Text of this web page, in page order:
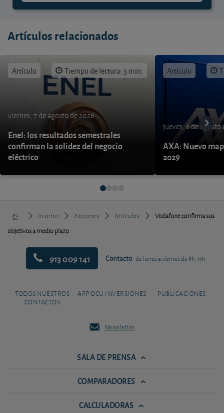
Artículos relacionados
Artículo Tiempo de lectura: 3 min.
viernes, 7 de agosto de 2026
Enel: los resultados semestrales
confirman la solidez del negocio
eléctrico
Artículo
jueves, 6 de agosto
AXA: Nuevo
2029
Invertir Acciones Artículos
Vodafone confirma sus
objetivos a medio plazo
913 009 141 Contacto de lunes a viernes de 9h-14h
TODOS NUESTROS
CONTACTOS
APP OCU INVERSIONES PUBLICACIONES
Newsletter
SALA DE PRENSA
COMPARADORES
CALCULADORAS